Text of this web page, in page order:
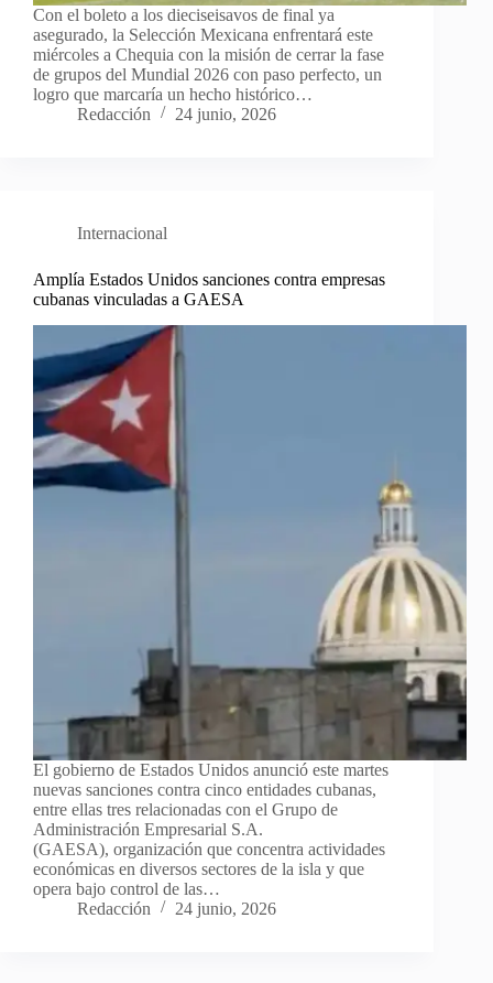
Con el boleto a los dieciseisavos de final ya
asegurado, la Selección Mexicana enfrentará este
miércoles a Chequia con la misión de cerrar la fase
de grupos del Mundial 2026 con paso perfecto, un
logro que marcaría un hecho histórico…
Redacción
24 junio, 2026
Internacional
Amplía Estados Unidos sanciones contra empresas
cubanas vinculadas a GAESA
El gobierno de Estados Unidos anunció este martes
nuevas sanciones contra cinco entidades cubanas,
entre ellas tres relacionadas con el Grupo de
Administración Empresarial S.A.
(GAESA), organización que concentra actividades
económicas en diversos sectores de la isla y que
opera bajo control de las…
Redacción
24 junio, 2026